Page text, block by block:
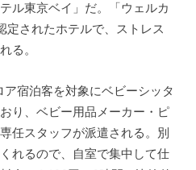
ル東京ベイ」だ。「ウェルカ
定されたホテルで、ストレス
る。
宿泊客を対象にベビーシッタ
り、ベビー用品メーカー・ピ
任スタッフが派遣される。別
れるので、自室で集中して仕